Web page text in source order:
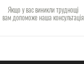
Якщо у вас виникли труднощі
вам допоможе наша консультація